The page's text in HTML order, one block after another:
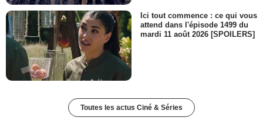
Ici tout commence : ce qui vous
attend dans l'épisode 1499 du
mardi 11 août 2026 [SPOILERS]
Toutes les actus Ciné & Séries